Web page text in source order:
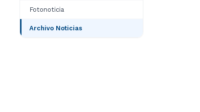
Fotonoticia
Archivo Noticias